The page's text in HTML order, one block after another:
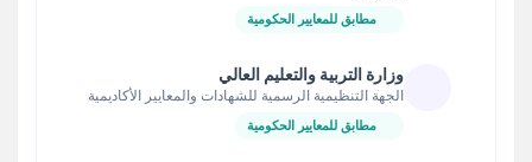
مطابق للمعايير الحكومية
وزارة التربية والتعليم العالي
الجهة التنظيمية الرسمية للشهادات والمعايير الأكاديمية
مطابق للمعايير الحكومية